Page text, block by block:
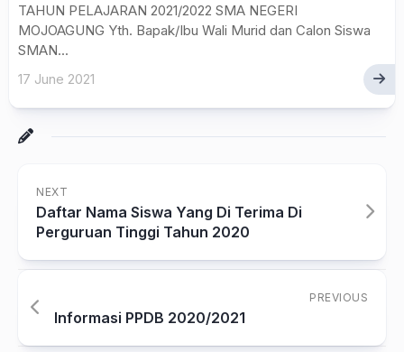
TAHUN PELAJARAN 2021/2022 SMA NEGERI
MOJOAGUNG Yth. Bapak/Ibu Wali Murid dan Calon Siswa
SMAN...
17 June 2021
NEXT
Daftar Nama Siswa Yang Di Terima Di
Perguruan Tinggi Tahun 2020
PREVIOUS
Informasi PPDB 2020/2021